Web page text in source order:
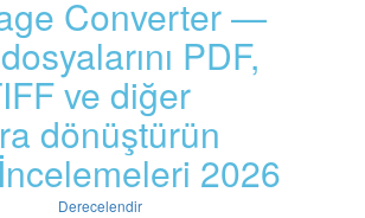
Converter —
PDF,
ve diğer
dönüştürün
2026
Derecelendir